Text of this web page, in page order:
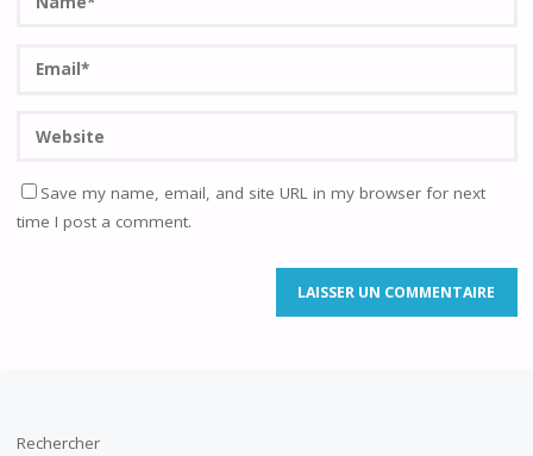
Save my name, email, and site URL in my browser for next
time I post a comment.
Rechercher